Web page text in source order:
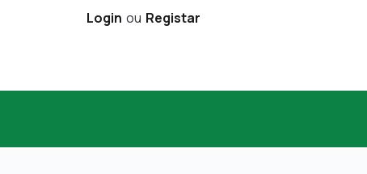
Login ou Registar